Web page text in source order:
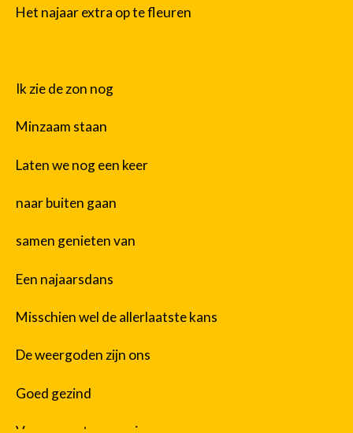
Het najaar extra op te fleuren
Ik zie de zon nog
Minzaam staan
Laten we nog een keer
naar buiten gaan
samen genieten van
Een najaarsdans
Misschien wel de allerlaatste kans
De weergoden zijn ons
Goed gezind